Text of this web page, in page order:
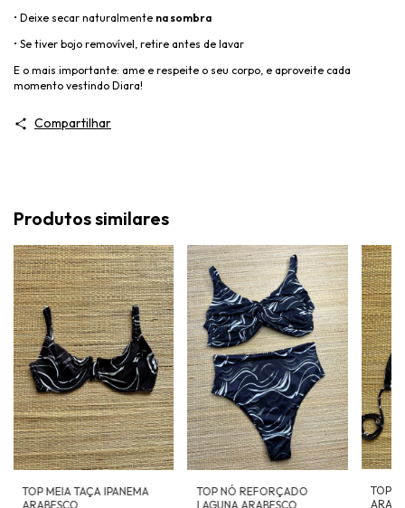
• Deixe secar naturalmente na sombra
• Se tiver bojo removível, retire antes de lavar
E o mais importante: ame e respeite o seu corpo, e aproveite cada
momento vestindo Diara!
Compartilhar
Produtos similares
TOP MEIA TAÇA IPANEMA
ARABESCO
TOP NÓ REFORÇADO
LAGUNA ARABESCO
TOP